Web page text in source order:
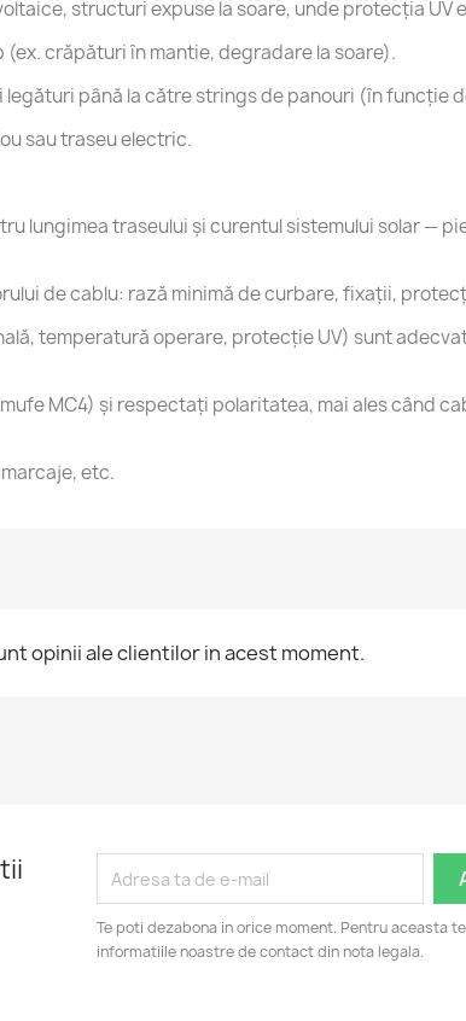
structuri expuse la soare, unde protecția UV
crăpături în mantie, degradare la soare).
până la către strings de panouri (în funcție
sau traseu electric.
lungimea traseului şi curentul sistemului solar —
de cablu: rază minimă de curbare, fixaţii,
temperatură operare, protecţie UV) sunt
MC4) și respectaţi polaritatea, mai ales când
etc.
opinii ale clientilor in acest moment.
Te poti dezabona in orice moment. Pentru aceasta
informatiile noastre de contact din nota legala.